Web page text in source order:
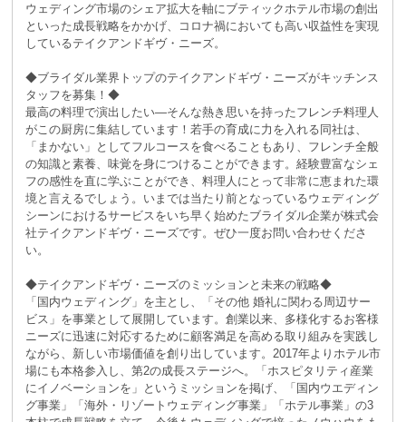
ウェディング市場のシェア拡大を軸にブティックホテル市場の創出
といった成長戦略をかかげ、コロナ禍においても高い収益性を実現
しているテイクアンドギヴ・ニーズ。
◆ブライダル業界トップのテイクアンドギヴ・ニーズがキッチンス
タッフを募集！◆
最高の料理で演出したい―そんな熱き思いを持ったフレンチ料理人
がこの厨房に集結しています！若手の育成に力を入れる同社は、
「まかない」としてフルコースを食べることもあり、フレンチ全般
の知識と素養、味覚を身につけることができます。経験豊富なシェ
フの感性を直に学ぶことができ、料理人にとって非常に恵まれた環
境と言えるでしょう。いまでは当たり前となっているウェディング
シーンにおけるサービスをいち早く始めたブライダル企業が株式会
社テイクアンドギヴ・ニーズです。ぜひ一度お問い合わせくださ
い。
◆テイクアンドギヴ・ニーズのミッションと未来の戦略◆
「国内ウェディング」を主とし、「その他 婚礼に関わる周辺サー
ビス」を事業として展開しています。創業以来、多様化するお客様
ニーズに迅速に対応するために顧客満足を高める取り組みを実践し
ながら、新しい市場価値を創り出しています。2017年よりホテル市
場にも本格参入し、第2の成長ステージへ。「ホスピタリティ産業
にイノベーションを」というミッションを掲げ、「国内ウエディン
グ事業」「海外・リゾートウェディング事業」「ホテル事業」の3